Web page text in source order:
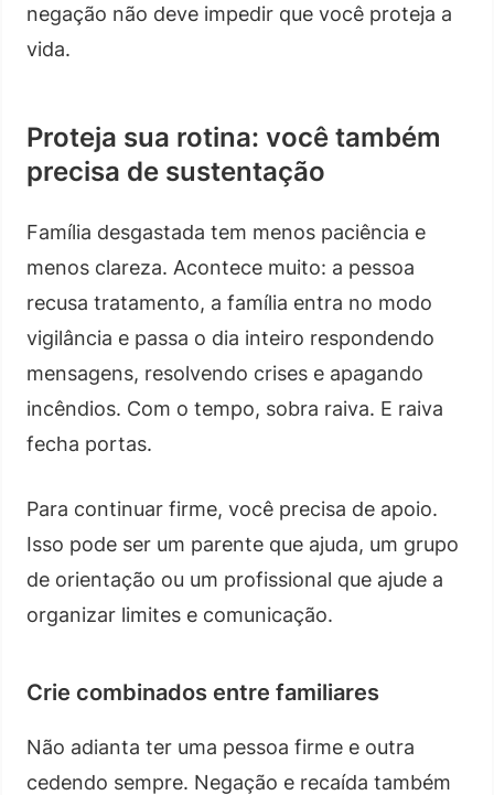
negação não deve impedir que você proteja a
vida.
Proteja sua rotina: você também
precisa de sustentação
Família desgastada tem menos paciência e
menos clareza. Acontece muito: a pessoa
recusa tratamento, a família entra no modo
vigilância e passa o dia inteiro respondendo
mensagens, resolvendo crises e apagando
incêndios. Com o tempo, sobra raiva. E raiva
fecha portas.
Para continuar firme, você precisa de apoio.
Isso pode ser um parente que ajuda, um grupo
de orientação ou um profissional que ajude a
organizar limites e comunicação.
Crie combinados entre familiares
Não adianta ter uma pessoa firme e outra
cedendo sempre. Negação e recaída também